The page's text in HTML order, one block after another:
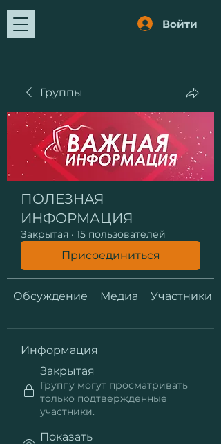
Войти
Группы
ПОЛЕЗНАЯ
ИНФОРМАЦИЯ
Закрытая · 15 пользователей
Присоединиться
Обсуждение Медиа Участники
Информация
Закрытая
Группу могут просматривать
только подтвержденные
участники.
Показать